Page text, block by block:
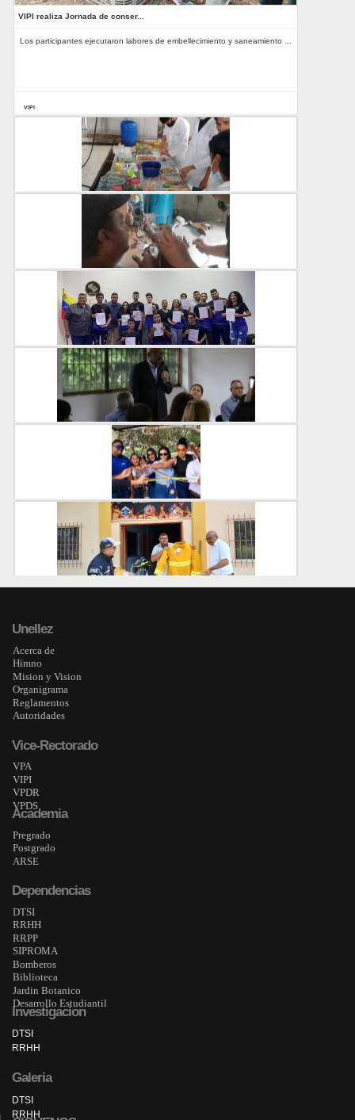
VIPI realiza Jornada de conser...
Los participantes ejecutaron labores de embellecimiento y saneamiento ...
VIPI
Unellistas producen conservas cárnicas en práct...
Realizan mantenimiento preventivo en equipos del ...
16-06-2025
VIPI socializa Proyectos de Servicio Comunitario ...
VIPI lidera diseño participativo del Plan Nacion...
Activan nueva parada de transporte al servicio de...
11-11-2024
Asignan material de seguridad a bomberos universi...
Unellez
Acerca de
Himno
Mision y Vision
Organigrama
Reglamentos
Autoridades
Vice-Rectorado
VPA
VIPI
VPDR
VPDS
Academia
Pregrado
Postgrado
ARSE
Dependencias
DTSI
RRHH
RRPP
SIPROMA
Bomberos
Biblioteca
Jardin Botanico
Desarrollo Estudiantil
Investigacion
DTSI
RRHH
Galeria
DTSI
RRHH